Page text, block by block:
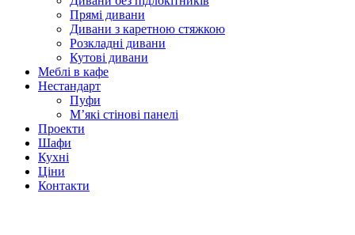
Прямі дивани
Дивани з каретною стяжкою
Розкладні дивани
Кутові дивани
Меблі в кафе
Нестандарт
Пуфи
М’які стінові панелі
Проекти
Шафи
Кухні
Ціни
Контакти